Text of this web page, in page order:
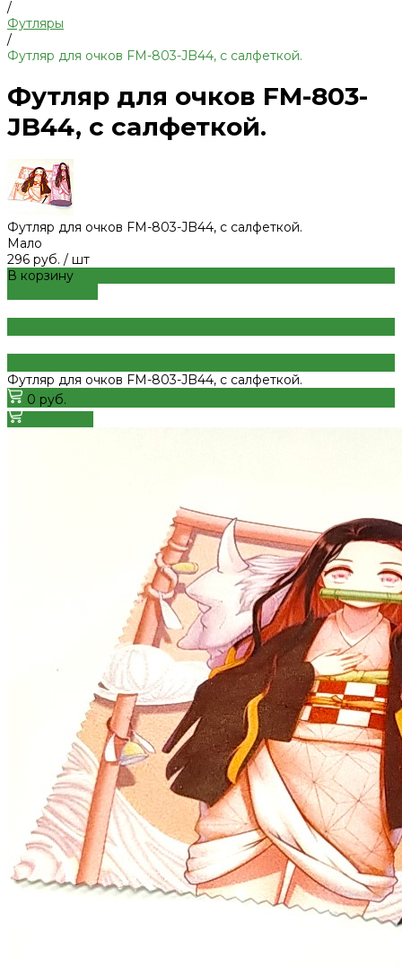
/
Футляры
/
Футляр для очков FM-803-JB44, с салфеткой.
Футляр для очков FM-803-
JB44, с салфеткой.
Футляр для очков FM-803-JB44, с салфеткой.
Мало
296 руб. / шт
В корзину
Футляр для очков FM-803-JB44, с салфеткой.
0 руб.